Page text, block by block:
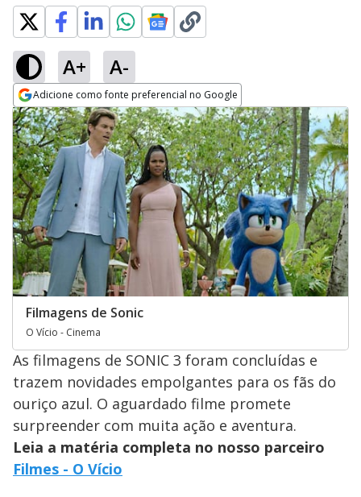
A+ A-
Adicione como fonte preferencial no Google
Opens in new window
Filmagens de Sonic
O Vício - Cinema
As filmagens de SONIC 3 foram concluídas e
trazem novidades empolgantes para os fãs do
ouriço azul. O aguardado filme promete
surpreender com muita ação e aventura.
Leia a matéria completa no nosso parceiro
Filmes - O Vício